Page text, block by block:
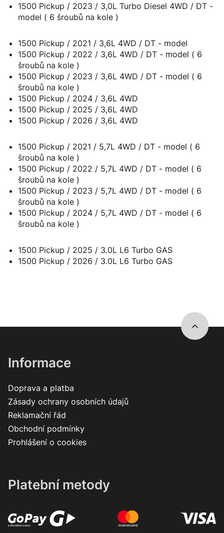
1500 Pickup / 2023 / 3,0L Turbo Diesel 4WD / DT -
model ( 6 šroubů na kole )
1500 Pickup / 2021 / 3,6L 4WD / DT - model
1500 Pickup / 2022 / 3,6L 4WD / DT - model ( 6
šroubů na kole )
1500 Pickup / 2023 / 3,6L 4WD / DT - model ( 6
šroubů na kole )
1500 Pickup / 2024 / 3,6L 4WD
1500 Pickup / 2025 / 3,6L 4WD
1500 Pickup / 2026 / 3,6L 4WD
1500 Pickup / 2021 / 5,7L 4WD / DT - model ( 6
šroubů na kole )
1500 Pickup / 2022 / 5,7L 4WD / DT - model ( 6
šroubů na kole )
1500 Pickup / 2023 / 5,7L 4WD / DT - model ( 6
šroubů na kole )
1500 Pickup / 2024 / 5,7L 4WD / DT - model ( 6
šroubů na kole )
1500 Pickup / 2025 / 3.0L L6 Turbo GAS
1500 Pickup / 2026 / 3.0L L6 Turbo GAS
Informace
Doprava a platba
Zásady ochrany osobních údajů
Reklamační řád
Obchodní podmínky
Prohlášení o cookies
Platební metody